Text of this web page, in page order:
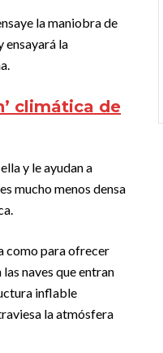
la maniobra de
ensayará la
climática de
y le ayudan a
mucho menos densa
como para ofrecer
naves que entran
inflable
la atmósfera